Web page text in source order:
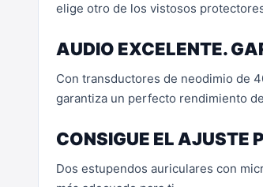
elige otro de los vistosos
AUDIO EXCELENTE.
Con transductores de neodimio de
garantiza un perfecto rendimiento
CONSIGUE EL AJUSTE
Dos estupendos auriculares con